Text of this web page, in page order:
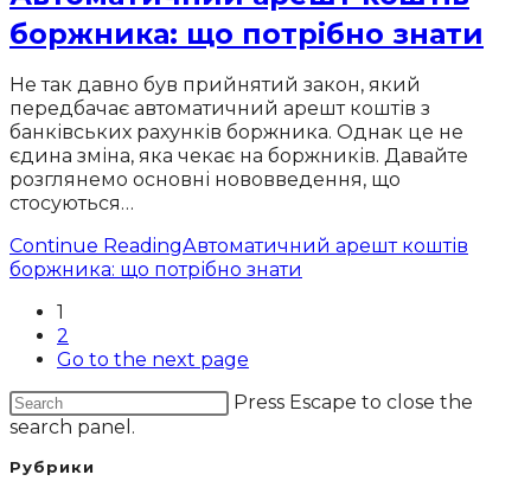
боржника: що потрібно знати
Не так давно був прийнятий закон, який
передбачає автоматичний арешт коштів з
банківських рахунків боржника. Однак це не
єдина зміна, яка чекає на боржників. Давайте
розглянемо основні нововведення, що
стосуються…
Continue ReadingАвтоматичний арешт коштів
боржника: що потрібно знати
1
2
Go to the next page
Press Escape to close the
search panel.
Рубрики